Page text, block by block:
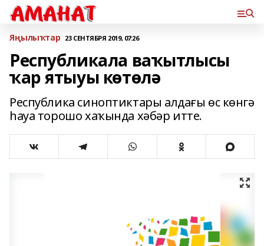
Яңылыҡтар 23 СЕНТЯБРЯ 2019, 07:26
Республикала ваҡытлысы
ҡар ятыуы көтөлә
Республика синоптиктары алдағы өс көнгә
һауа торошо хаҡында хәбәр итте.